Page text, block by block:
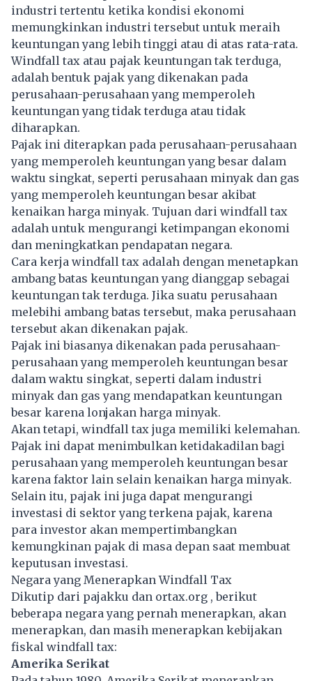
industri tertentu ketika kondisi ekonomi
memungkinkan industri tersebut untuk meraih
keuntungan yang lebih tinggi atau di atas rata-rata.
Windfall tax atau pajak keuntungan tak terduga,
adalah bentuk pajak yang dikenakan pada
perusahaan-perusahaan yang memperoleh
keuntungan yang tidak terduga atau tidak
diharapkan.
Pajak ini diterapkan pada perusahaan-perusahaan
yang memperoleh keuntungan yang besar dalam
waktu singkat, seperti perusahaan minyak dan gas
yang memperoleh keuntungan besar akibat
kenaikan harga minyak. Tujuan dari windfall tax
adalah untuk mengurangi ketimpangan ekonomi
dan meningkatkan pendapatan negara.
Cara kerja windfall tax adalah dengan menetapkan
ambang batas keuntungan yang dianggap sebagai
keuntungan tak terduga. Jika suatu perusahaan
melebihi ambang batas tersebut, maka perusahaan
tersebut akan dikenakan pajak.
Pajak ini biasanya dikenakan pada perusahaan-
perusahaan yang memperoleh keuntungan besar
dalam waktu singkat, seperti dalam industri
minyak dan gas yang mendapatkan keuntungan
besar karena lonjakan harga minyak.
Akan tetapi, windfall tax juga memiliki kelemahan.
Pajak ini dapat menimbulkan ketidakadilan bagi
perusahaan yang memperoleh keuntungan besar
karena faktor lain selain kenaikan harga minyak.
Selain itu, pajak ini juga dapat mengurangi
investasi di sektor yang terkena pajak, karena
para investor akan mempertimbangkan
kemungkinan pajak di masa depan saat membuat
keputusan investasi.
Negara yang Menerapkan Windfall Tax
Dikutip dari pajakku dan ortax.org , berikut
beberapa negara yang pernah menerapkan, akan
menerapkan, dan masih menerapkan kebijakan
fiskal windfall tax:
Amerika Serikat